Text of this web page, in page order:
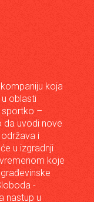
koja
oblasti
sportko –
da uvodi nove
i
u izgradnji
koje
-
nastup u